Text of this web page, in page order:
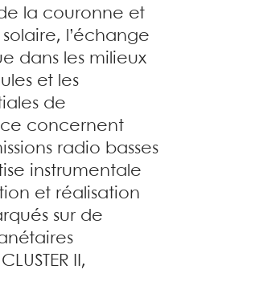
la couronne et
l’échange
dans les milieux
et les
de
concernent
radio basses
instrumentale
et réalisation
sur de
II,